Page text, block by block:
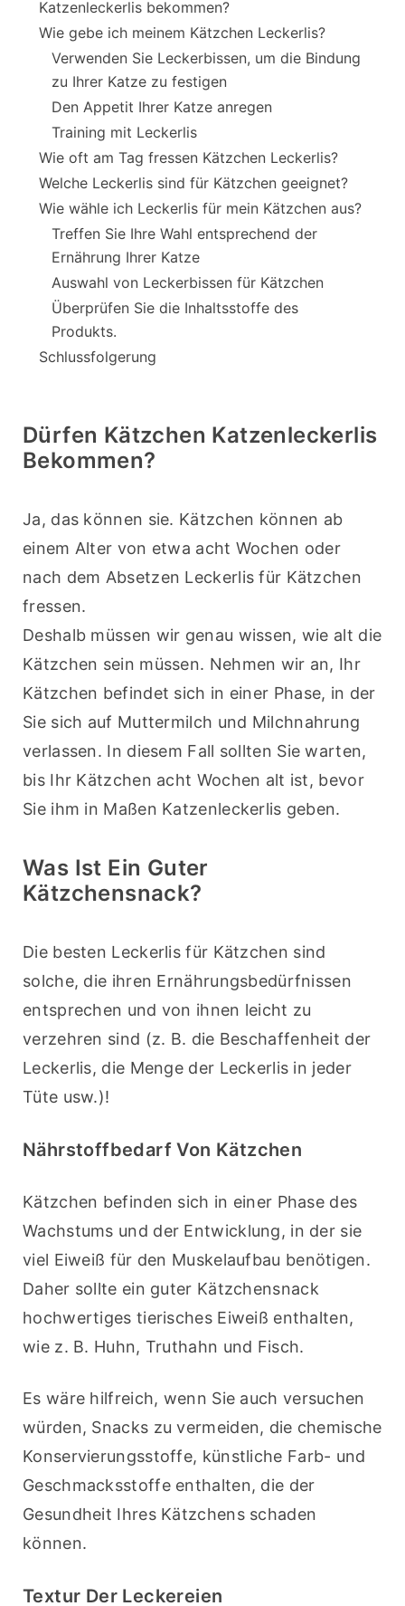
Katzenleckerlis bekommen?
Wie gebe ich meinem Kätzchen Leckerlis?
Verwenden Sie Leckerbissen, um die Bindung
zu Ihrer Katze zu festigen
Den Appetit Ihrer Katze anregen
Training mit Leckerlis
Wie oft am Tag fressen Kätzchen Leckerlis?
Welche Leckerlis sind für Kätzchen geeignet?
Wie wähle ich Leckerlis für mein Kätzchen aus?
Treffen Sie Ihre Wahl entsprechend der
Ernährung Ihrer Katze
Auswahl von Leckerbissen für Kätzchen
Überprüfen Sie die Inhaltsstoffe des
Produkts.
Schlussfolgerung
Dürfen Kätzchen Katzenleckerlis
Bekommen?
Ja, das können sie. Kätzchen können ab
einem Alter von etwa acht Wochen oder
nach dem Absetzen Leckerlis für Kätzchen
fressen.
Deshalb müssen wir genau wissen, wie alt die
Kätzchen sein müssen. Nehmen wir an, Ihr
Kätzchen befindet sich in einer Phase, in der
Sie sich auf Muttermilch und Milchnahrung
verlassen. In diesem Fall sollten Sie warten,
bis Ihr Kätzchen acht Wochen alt ist, bevor
Sie ihm in Maßen Katzenleckerlis geben.
Was Ist Ein Guter
Kätzchensnack?
Die besten Leckerlis für Kätzchen sind
solche, die ihren Ernährungsbedürfnissen
entsprechen und von ihnen leicht zu
verzehren sind (z. B. die Beschaffenheit der
Leckerlis, die Menge der Leckerlis in jeder
Tüte usw.)!
Nährstoffbedarf Von Kätzchen
Kätzchen befinden sich in einer Phase des
Wachstums und der Entwicklung, in der sie
viel Eiweiß für den Muskelaufbau benötigen.
Daher sollte ein guter Kätzchensnack
hochwertiges tierisches Eiweiß enthalten,
wie z. B. Huhn, Truthahn und Fisch.
Es wäre hilfreich, wenn Sie auch versuchen
würden, Snacks zu vermeiden, die chemische
Konservierungsstoffe, künstliche Farb- und
Geschmacksstoffe enthalten, die der
Gesundheit Ihres Kätzchens schaden
können.
Textur Der Leckereien